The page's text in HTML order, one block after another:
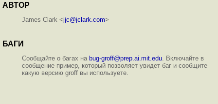
АВТОР
James Clark <jjc@jclark.com>
БАГИ
Сообщайте о багах на bug-groff@prep.ai.mit.edu . Включайте в
сообщение пример, который позволяет увидет баг и сообщите
какую версию groff вы используете.